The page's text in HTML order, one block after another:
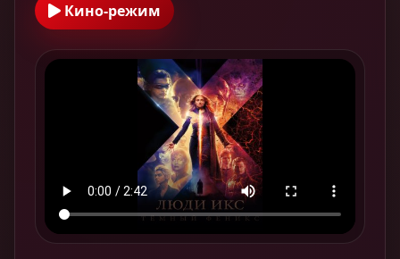
Кино-режим